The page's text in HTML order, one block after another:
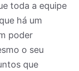
toda a equipe
há um
poder
o seu
que